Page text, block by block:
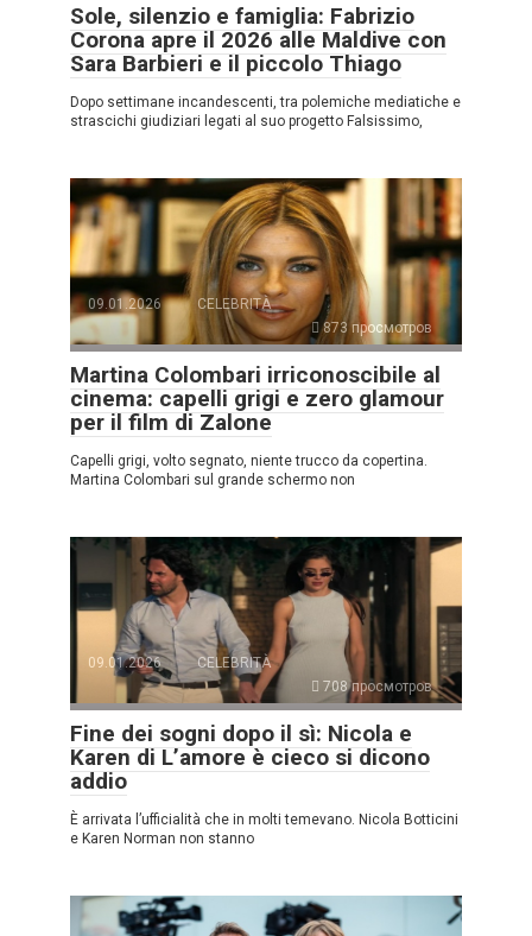
Sole, silenzio e famiglia: Fabrizio
Corona apre il 2026 alle Maldive con
Sara Barbieri e il piccolo Thiago
Dopo settimane incandescenti, tra polemiche mediatiche e
strascichi giudiziari legati al suo progetto Falsissimo,
09.01.2026
CELEBRITÀ
873 просмотров
Martina Colombari irriconoscibile al
cinema: capelli grigi e zero glamour
per il film di Zalone
Capelli grigi, volto segnato, niente trucco da copertina.
Martina Colombari sul grande schermo non
09.01.2026
CELEBRITÀ
708 просмотров
Fine dei sogni dopo il sì: Nicola e
Karen di L’amore è cieco si dicono
addio
È arrivata l’ufficialità che in molti temevano. Nicola Botticini
e Karen Norman non stanno